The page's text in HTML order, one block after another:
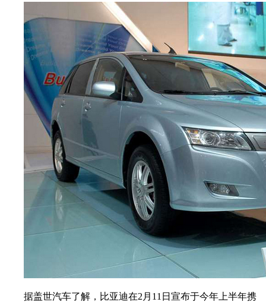
据盖世汽车了解，比亚迪在2月11日宣布于今年上半年携